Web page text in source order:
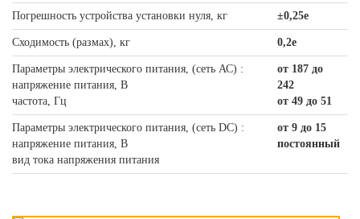
Погрешность устройства установки нуля, кг ±0,25e
Сходимость (размах), кг 0,2e
Параметры электрического питания, (сеть АС) :
напряжение питания, В
частота, Гц
от 187 до
242
от 49 до 51
Параметры электрического питания, (сеть DС) :
напряжение питания, В
вид тока напряжения питания
от 9 до 15
постоянный